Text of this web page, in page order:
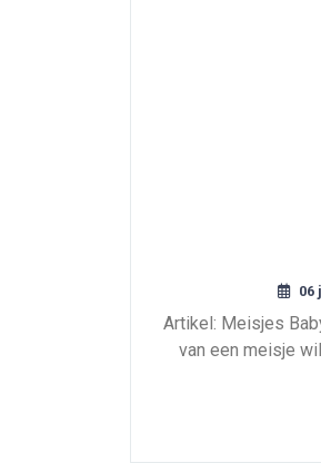
06
Artikel: Meisjes
van een meisje